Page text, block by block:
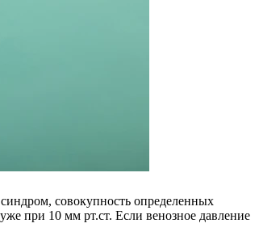
совокупность определенных
при 10 мм рт.ст. Если венозное давление